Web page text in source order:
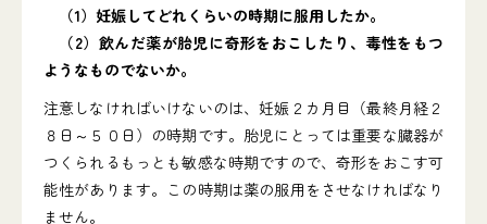
（1）妊娠してどれくらいの時期に服用したか。
（2）飲んだ薬が胎児に奇形をおこしたり、毒性をもつ
ようなものでないか。
注意しなければいけないのは、妊娠２カ月目（最終月経２
８日～５０日）の時期です。胎児にとっては重要な臓器が
つくられるもっとも敏感な時期ですので、奇形をおこす可
能性があります。この時期は薬の服用をさせなければなり
ません。